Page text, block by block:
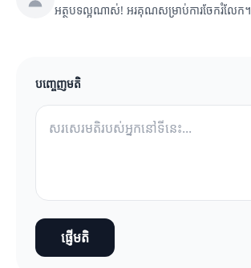
អត្ថបទល្អណាស់! អរគុណសម្រាប់ការចែករំលែក។
បញ្ចេញមតិ
ផ្ញើមតិ